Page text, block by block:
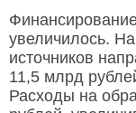
увеличилось.
источников
11,5 млрд
Расходы на